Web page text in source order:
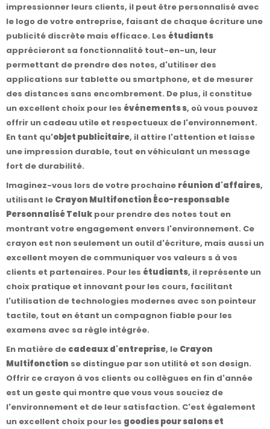
impressionner leurs clients, il peut être personnalisé avec
le logo de votre entreprise, faisant de chaque écriture une
publicité discrète mais efficace. Les étudiants
apprécieront sa fonctionnalité tout-en-un, leur
permettant de prendre des notes, d'utiliser des
applications sur tablette ou smartphone, et de mesurer
des distances sans encombrement. De plus, il constitue
un excellent choix pour les événements s, où vous pouvez
offrir un cadeau utile et respectueux de l'environnement.
En tant qu'objet publicitaire, il attire l'attention et laisse
une impression durable, tout en véhiculant un message
fort de durabilité.
Imaginez-vous lors de votre prochaine réunion d'affaires,
utilisant le Crayon Multifonction Éco-responsable
Personnalisé Teluk pour prendre des notes tout en
montrant votre engagement envers l'environnement. Ce
crayon est non seulement un outil d'écriture, mais aussi un
excellent moyen de communiquer vos valeurs s à vos
clients et partenaires. Pour les étudiants, il représente un
choix pratique et innovant pour les cours, facilitant
l'utilisation de technologies modernes avec son pointeur
tactile, tout en étant un compagnon fiable pour les
examens avec sa règle intégrée.
En matière de cadeaux d'entreprise, le Crayon
Multifonction se distingue par son utilité et son design.
Offrir ce crayon à vos clients ou collègues en fin d'année
est un geste qui montre que vous vous souciez de
l'environnement et de leur satisfaction. C'est également
un excellent choix pour les goodies pour salons et